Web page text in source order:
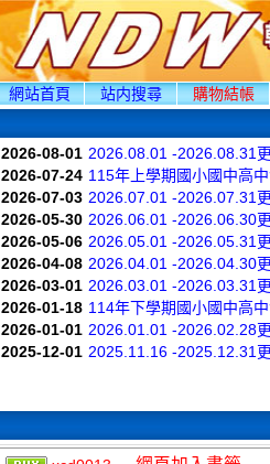
網站首頁 站内搜尋 購物結帳
2026-08-01 2026.08.01 -2026.08.31
2026-07-24 115年上學期國小國中高
2026-07-03 2026.07.01 -2026.07.31
2026-05-30 2026.06.01 -2026.06.30
2026-05-06 2026.05.01 -2026.05.31
2026-04-08 2026.04.01 -2026.04.30
2026-03-01 2026.03.01 -2026.03.31
2026-01-18 114年下學期國小國中高
2026-01-01 2026.01.01 -2026.02.28
2025-12-01 2025.11.16 -2025.12.31